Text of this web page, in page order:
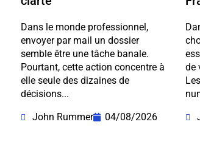
Dans le monde professionnel,
envoyer par mail un dossier
semble être une tâche banale.
Pourtant, cette action concentre à
elle seule des dizaines de
décisions...
John Rummer
04/08/2026
de